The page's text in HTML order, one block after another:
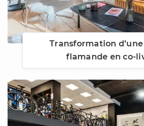
Transformation
flamande en co-